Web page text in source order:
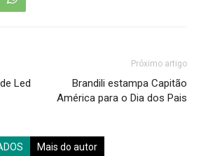
Led
Próximo artigo
Brandili estampa Capitão
América para o Dia dos Pais
Mais do autor